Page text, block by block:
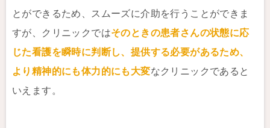
とができるため、スムーズに介助を行うことができま
すが、クリニックではそのときの患者さんの状態に応
じた看護を瞬時に判断し、提供する必要があるため、
より精神的にも体力的にも大変なクリニックであると
いえます。